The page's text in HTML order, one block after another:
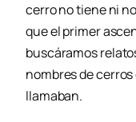
cerro no tiene ni
que el primer
buscáramos
nombres de
llamaban.